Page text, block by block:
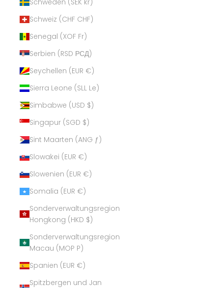
Schweiz (CHF CHF)
Senegal (XOF Fr)
Serbien (RSD РСД)
Seychellen (EUR €)
Sierra Leone (SLL Le)
Simbabwe (USD $)
Singapur (SGD $)
Sint Maarten (ANG ƒ)
Slowakei (EUR €)
Slowenien (EUR €)
Somalia (EUR €)
Sonderverwaltungsregion
Hongkong (HKD $)
Sonderverwaltungsregion
Macau (MOP P)
Spanien (EUR €)
Spitzbergen und Jan